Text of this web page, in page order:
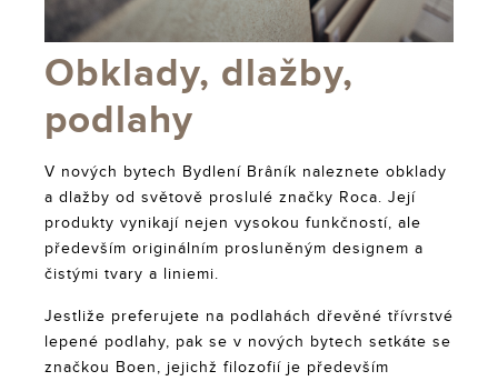
Obklady, dlažby,
podlahy
V nových bytech Bydlení Brâník naleznete obklady
a dlažby od světově proslulé značky Roca. Její
produkty vynikají nejen vysokou funkčností, ale
především originálním prosluněným designem a
čistými tvary a liniemi.
Jestliže preferujete na podlahách dřevěné třívrstvé
lepené podlahy, pak se v nových bytech setkáte se
značkou Boen, jejichž filozofií je především